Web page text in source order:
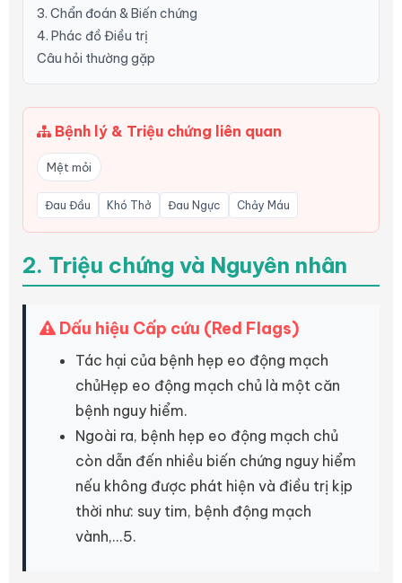
3. Chẩn đoán & Biến chứng
4. Phác đồ Điều trị
Câu hỏi thường gặp
Bệnh lý & Triệu chứng liên quan
Mệt mỏi
Đau Đầu Khó Thở Đau Ngực Chảy Máu
2. Triệu chứng và Nguyên nhân
Dấu hiệu Cấp cứu (Red Flags)
Tác hại của bệnh hẹp eo động mạch
chủHẹp eo động mạch chủ là một căn
bệnh nguy hiểm.
Ngoài ra, bệnh hẹp eo động mạch chủ
còn dẫn đến nhiều biến chứng nguy hiểm
nếu không được phát hiện và điều trị kịp
thời như: suy tim, bệnh động mạch
vành,...5.